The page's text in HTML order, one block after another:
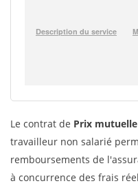
Le contrat de Prix
travailleur non salarié
remboursements de
à concurrence des frais